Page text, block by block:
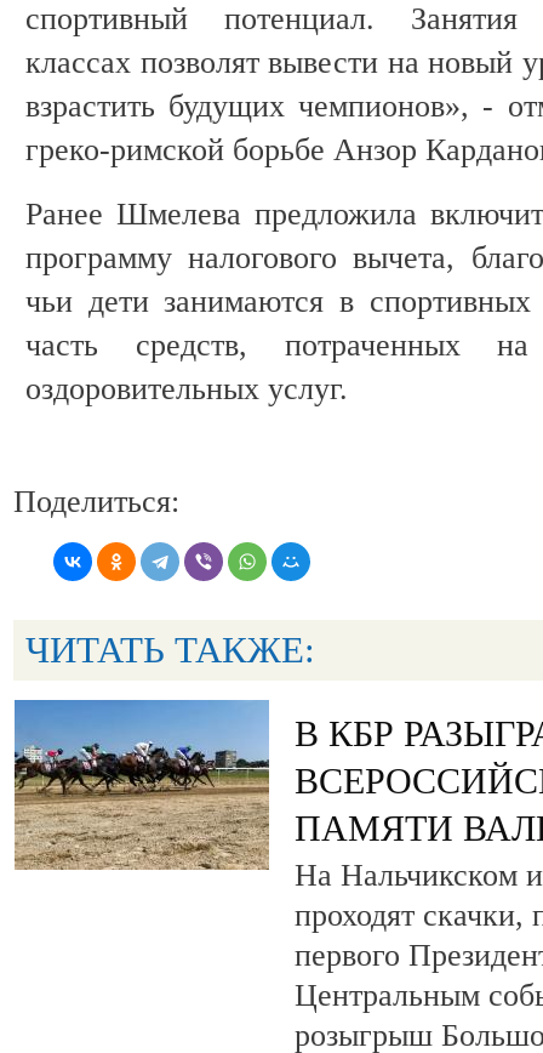
спортивный потенциал. Занятия
классах позволят вывести на новый
взрастить будущих чемпионов», -
греко-римской борьбе Анзор
Ранее Шмелева предложила
программу налогового вычета,
чьи дети занимаются в спортивных
часть средств, потраченных на
оздоровительных услуг.
Поделиться:
ЧИТАТЬ ТАКЖЕ:
В КБР
ПАМЯТИ
На Нальчикском
проходят
первого
Центральным
розыгрыш